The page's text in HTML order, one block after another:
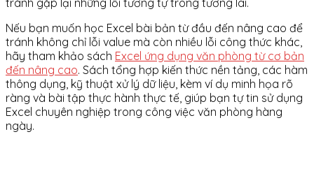
tránh gặp lại những lỗi tương tự trong tương lai.
Nếu bạn muốn học Excel bài bản từ đầu đến nâng cao để
tránh không chỉ lỗi value mà còn nhiều lỗi công thức khác,
hãy tham khảo sách Excel ứng dụng văn phòng từ cơ bản
đến nâng cao. Sách tổng hợp kiến thức nền tảng, các hàm
thông dụng, kỹ thuật xử lý dữ liệu, kèm ví dụ minh họa rõ
ràng và bài tập thực hành thực tế, giúp bạn tự tin sử dụng
Excel chuyên nghiệp trong công việc văn phòng hàng
ngày.